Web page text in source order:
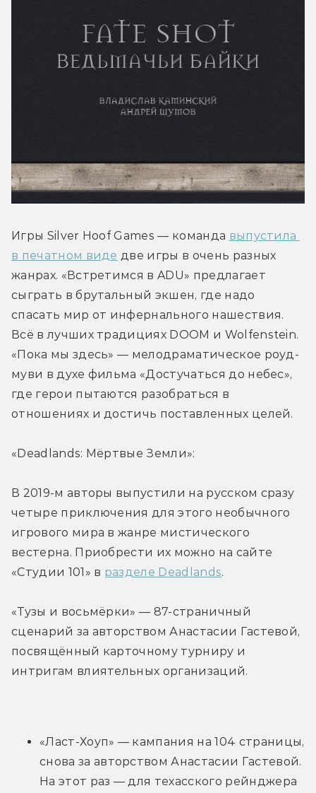
Игры Silver Hoof Games — команда выпустила
в печатном виде две игры в очень разных
жанрах. «Встретимся в ADU» предлагает
сыграть в брутальный экшен, где надо
спасать мир от инфернального нашествия.
Всё в лучших традициях DOOM и Wolfenstein.
«Пока мы здесь» — мелодраматическое роуд-
муви в духе фильма «Достучаться до небес»,
где герои пытаются разобраться в
отношениях и достичь поставленных целей.
«Deadlands: Мёртвые Земли»:
В 2019-м авторы выпустили на русском сразу
четыре приключения для этого необычного
игрового мира в жанре мистического
вестерна. Приобрести их можно на сайте
«Студии 101» в разделе Deadlands.
«Тузы и восьмёрки» — 87-страничный
сценарий за авторством Анастасии Гастевой,
посвящённый карточному турниру и
интригам влиятельных организаций.
«Ласт-Хоуп» — кампания на 104 страницы,
снова за авторством Анастасии Гастевой.
На этот раз — для техасского рейнджера